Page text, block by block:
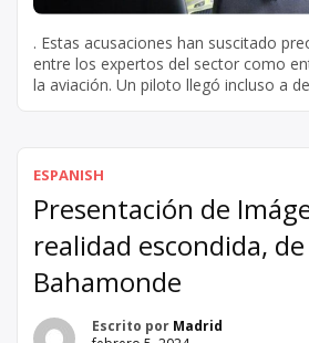
. Estas acusaciones han suscitado
entre los expertos del sector como
la aviación. Un piloto llegó incluso a
ESPANISH
Presentación de
realidad escondida,
Bahamonde
Escrito por Madrid